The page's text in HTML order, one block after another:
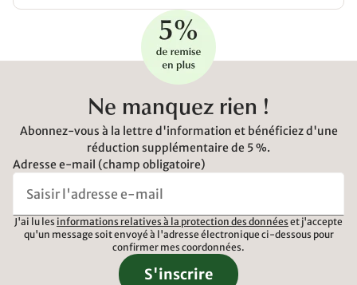
Ne manquez rien !
Abonnez-vous à la lettre d'information et bénéficiez d'une
réduction supplémentaire de 5 %.
Adresse e-mail (champ obligatoire)
J'ai lu les informations relatives à la protection des données et j'accepte
qu'un message soit envoyé à l'adresse électronique ci-dessous pour
confirmer mes coordonnées.
S'inscrire